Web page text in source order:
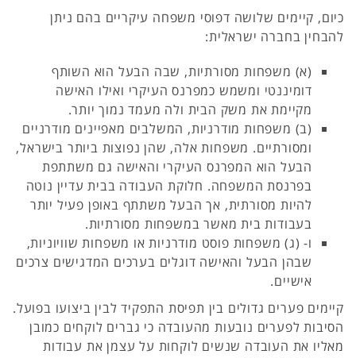
כיום, קיימים שלושה דפוסי משפחה עיקריים בהם ניתן
להבחין בחברה ישראלית:
(א) משפחות מסורתיות, שבה הבעל הוא השותף
דומיננטי ומשמש כמפרנס העיקרי ואילו האישה
מקיימת את משק הבית ולה מעמד נמוך יותר.
(ב) משפחות מודרניות, המשלבים מאפיינים מודרניים
ומסורתיים. משפחות אלה, שהן נפוצות ביותר בישראל,
הבעל הוא המפרנס העיקרי והאישה גם משתתפת
בפרנסת המשפחה. חלוקת העבודה בבית עדיין נוטה
להיות מסורתית, אך הבעל משתתף באופן פעיל יותר
בעבודות בית מאשר במשפחות מסורתיות.
ו- (ג) משפחות פוסט מודרניות או משפחות שוויוניות,
שבהן הבעל והאישה דוגלים בערכים המדגישים צרכים
אישיים.
קיימים פערים גדולים בין תפיסת התפקיד לבין ביצועו בפועל.
הסיבות לפערים נובעות מהעובדה כי גברים לוקחים כמובן
מאליו את העובדה שנשים לוקחות על עצמן את עבודות